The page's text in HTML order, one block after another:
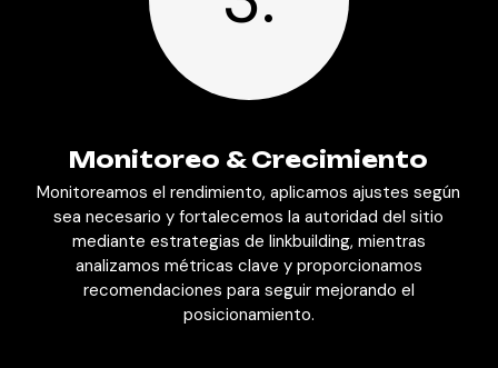
Monitoreo & Crecimiento
Monitoreamos el rendimiento, aplicamos ajustes según
sea necesario y fortalecemos la autoridad del sitio
mediante estrategias de linkbuilding, mientras
analizamos métricas clave y proporcionamos
recomendaciones para seguir mejorando el
posicionamiento.